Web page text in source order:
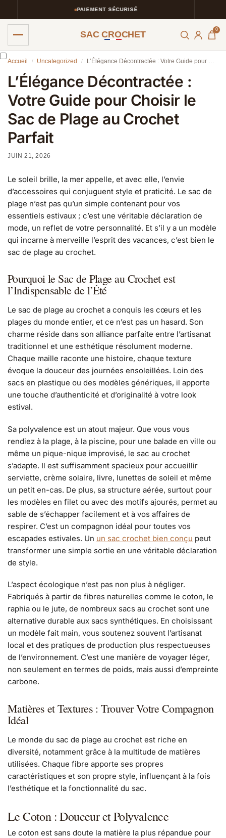
PAIEMENT SÉCURISÉ
SAC CROCHET 0
Accueil / Uncategorized / L’Élégance Décontractée : Votre Guide pour Choisir le Sac de Plage au Crochet Parfait
L’Élégance Décontractée :
Votre Guide pour Choisir le
Sac de Plage au Crochet
Parfait
JUIN 21, 2026
Le soleil brille, la mer appelle, et avec elle, l’envie
d’accessoires qui conjuguent style et praticité. Le sac de
plage n’est pas qu’un simple contenant pour vos
essentiels estivaux ; c’est une véritable déclaration de
mode, un reflet de votre personnalité. Et s’il y a un modèle
qui incarne à merveille l’esprit des vacances, c’est bien le
sac de plage au crochet.
Pourquoi le Sac de Plage au Crochet est
l’Indispensable de l’Été
Le sac de plage au crochet a conquis les cœurs et les
plages du monde entier, et ce n’est pas un hasard. Son
charme réside dans son alliance parfaite entre l’artisanat
traditionnel et une esthétique résolument moderne.
Chaque maille raconte une histoire, chaque texture
évoque la douceur des journées ensoleillées. Loin des
sacs en plastique ou des modèles génériques, il apporte
une touche d’authenticité et d’originalité à votre look
estival.
Sa polyvalence est un atout majeur. Que vous vous
rendiez à la plage, à la piscine, pour une balade en ville ou
même un pique-nique improvisé, le sac au crochet
s’adapte. Il est suffisamment spacieux pour accueillir
serviette, crème solaire, livre, lunettes de soleil et même
un petit en-cas. De plus, sa structure aérée, surtout pour
les modèles en filet ou avec des motifs ajourés, permet au
sable de s’échapper facilement et à vos affaires de
respirer. C’est un compagnon idéal pour toutes vos
escapades estivales. Un un sac crochet bien conçu peut
transformer une simple sortie en une véritable déclaration
de style.
L’aspect écologique n’est pas non plus à négliger.
Fabriqués à partir de fibres naturelles comme le coton, le
raphia ou le jute, de nombreux sacs au crochet sont une
alternative durable aux sacs synthétiques. En choisissant
un modèle fait main, vous soutenez souvent l’artisanat
local et des pratiques de production plus respectueuses
de l’environnement. C’est une manière de voyager léger,
non seulement en termes de poids, mais aussi d’empreinte
carbone.
Matières et Textures : Trouver Votre Compagnon
Idéal
Le monde du sac de plage au crochet est riche en
diversité, notamment grâce à la multitude de matières
utilisées. Chaque fibre apporte ses propres
caractéristiques et son propre style, influençant à la fois
l’esthétique et la fonctionnalité du sac.
Le Coton : Douceur et Polyvalence
Le coton est sans doute la matière la plus répandue pour